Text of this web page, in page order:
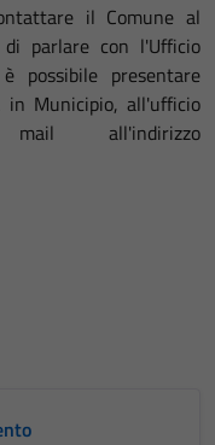
il Comune al
parlare con l'Ufficio
possibile presentare
Municipio, all'ufficio
all'indirizzo